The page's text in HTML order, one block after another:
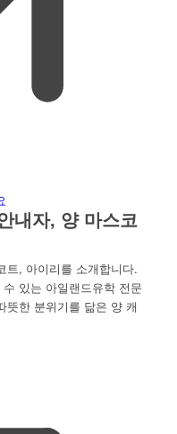
내자, 양 마스코
트, 아이리를 소개합니다.
있는 아일랜드유학 전문
뜻한 분위기를 닮은 양 캐